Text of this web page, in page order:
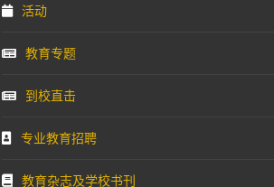
活动
教育专题
到校直击
专业教育招聘
教育杂志及学校书刊